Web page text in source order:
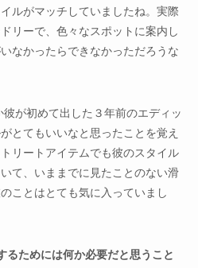
ルがマッチしていましたね。実際
リーで、色々なスポットに案内し
なかったらできなかっただろうな
が初めて出した３年前のエディッ
とてもいいなと思ったことを覚え
リートアイテムでも彼のスタイル
て、いままでに見たことのない滑
ことはとても気に入っていまし
るためには何か必要だと思うこと